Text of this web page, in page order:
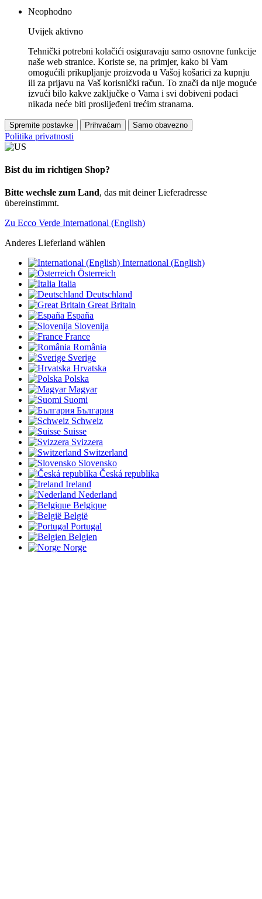
Neophodno
Uvijek aktivno
Tehnički potrebni kolačići osiguravaju samo osnovne funkcije
naše web stranice. Koriste se, na primjer, kako bi Vam
omogućili prikupljanje proizvoda u Vašoj košarici za kupnju
ili za prijavu na Vaš korisnički račun. To znači da nije moguće
izvući bilo kakve zaključke o Vama i svi dobiveni podaci
nikada neće biti proslijeđeni trećim stranama.
Spremite postavke Prihvaćam Samo obavezno
Politika privatnosti
Bist du im richtigen Shop?
Bitte wechsle zum Land, das mit deiner Lieferadresse
übereinstimmt.
Zu Ecco Verde International (English)
Anderes Lieferland wählen
International (English)
Österreich
Italia
Deutschland
Great Britain
España
Slovenija
France
România
Sverige
Hrvatska
Polska
Magyar
Suomi
България
Schweiz
Suisse
Svizzera
Switzerland
Slovensko
Česká republika
Ireland
Nederland
Belgique
België
Portugal
Belgien
Norge